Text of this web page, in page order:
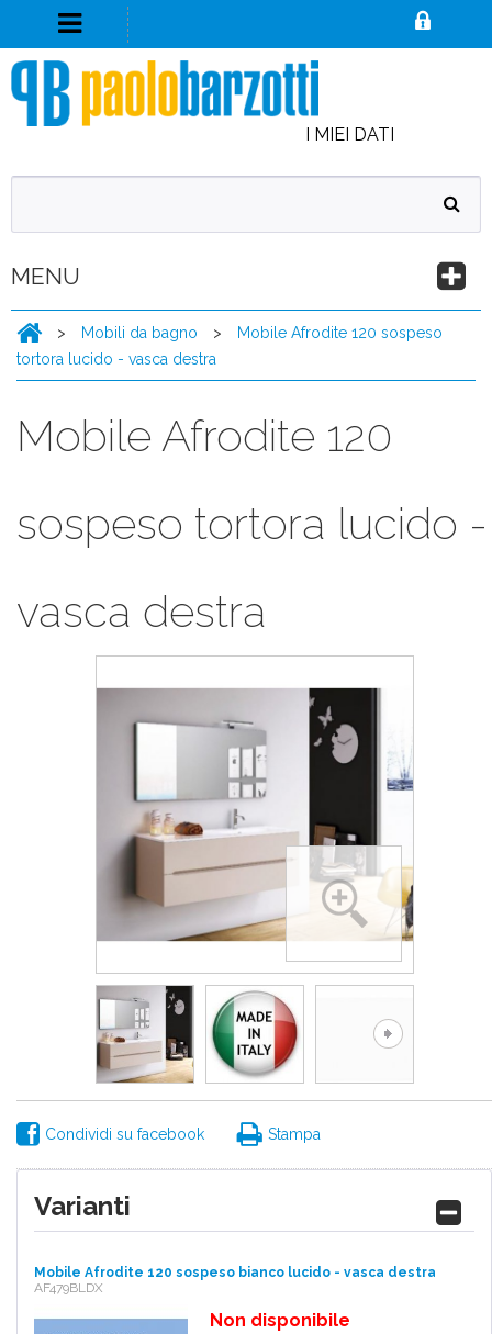
I MIEI DATI
MENU
> Mobili da bagno >
Mobile Afrodite 120 sospeso
tortora lucido - vasca destra
Mobile Afrodite 120
sospeso tortora lucido -
vasca destra
Condividi su facebook Stampa
Varianti
Mobile Afrodite 120 sospeso bianco lucido - vasca destra
AF479BLDX
Non disponibile